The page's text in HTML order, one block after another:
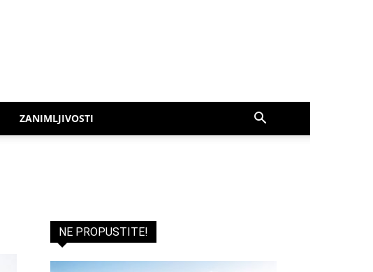
ZANIMLJIVOSTI
NE PROPUSTITE!